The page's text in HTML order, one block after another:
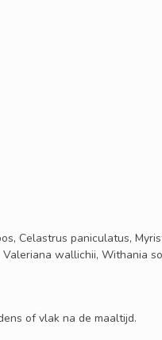
Celastrus paniculatus,
wallichii, Withania
of vlak na de maaltijd.